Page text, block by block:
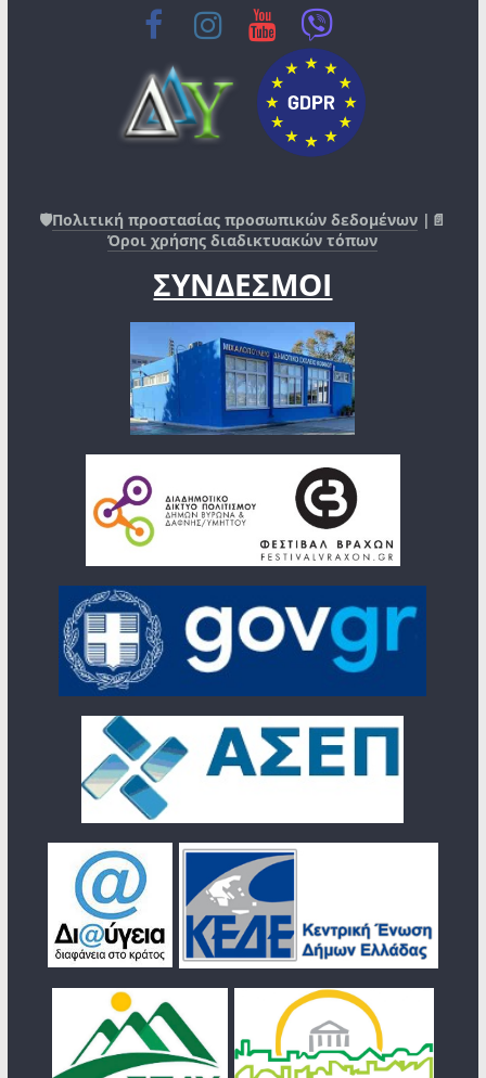
🛡️Πολιτική προστασίας προσωπικών δεδομένων |📄
Όροι χρήσης διαδικτυακών τόπων
ΣΥΝΔΕΣΜΟΙ